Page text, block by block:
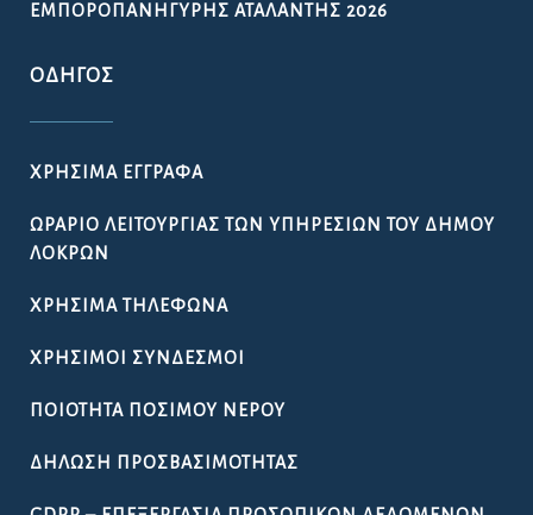
ΕΜΠΟΡΟΠΑΝΉΓΥΡΗΣ ΑΤΑΛΆΝΤΗΣ 2026
ΟΔΗΓΌΣ
ΧΡΉΣΙΜΑ ΈΓΓΡΑΦΑ
ΩΡΆΡΙΟ ΛΕΙΤΟΥΡΓΊΑΣ ΤΩΝ ΥΠΗΡΕΣΙΏΝ ΤΟΥ ΔΉΜΟΥ
ΛΟΚΡΏΝ
ΧΡΉΣΙΜΑ ΤΗΛΈΦΩΝΑ
ΧΡΉΣΙΜΟΙ ΣΎΝΔΕΣΜΟΙ
ΠΟΙΌΤΗΤΑ ΠΌΣΙΜΟΥ ΝΕΡΟΎ
ΔΉΛΩΣΗ ΠΡΟΣΒΑΣΙΜΌΤΗΤΑΣ